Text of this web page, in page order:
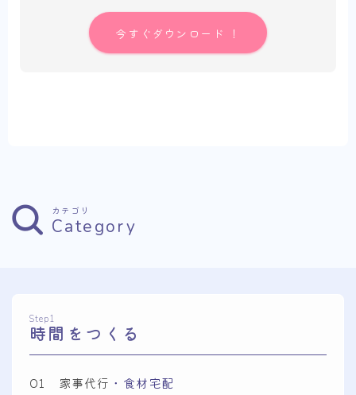
今すぐダウンロード ！
カテゴリ
Category
Step1
時間をつくる
01 家事代行 ・食材宅配